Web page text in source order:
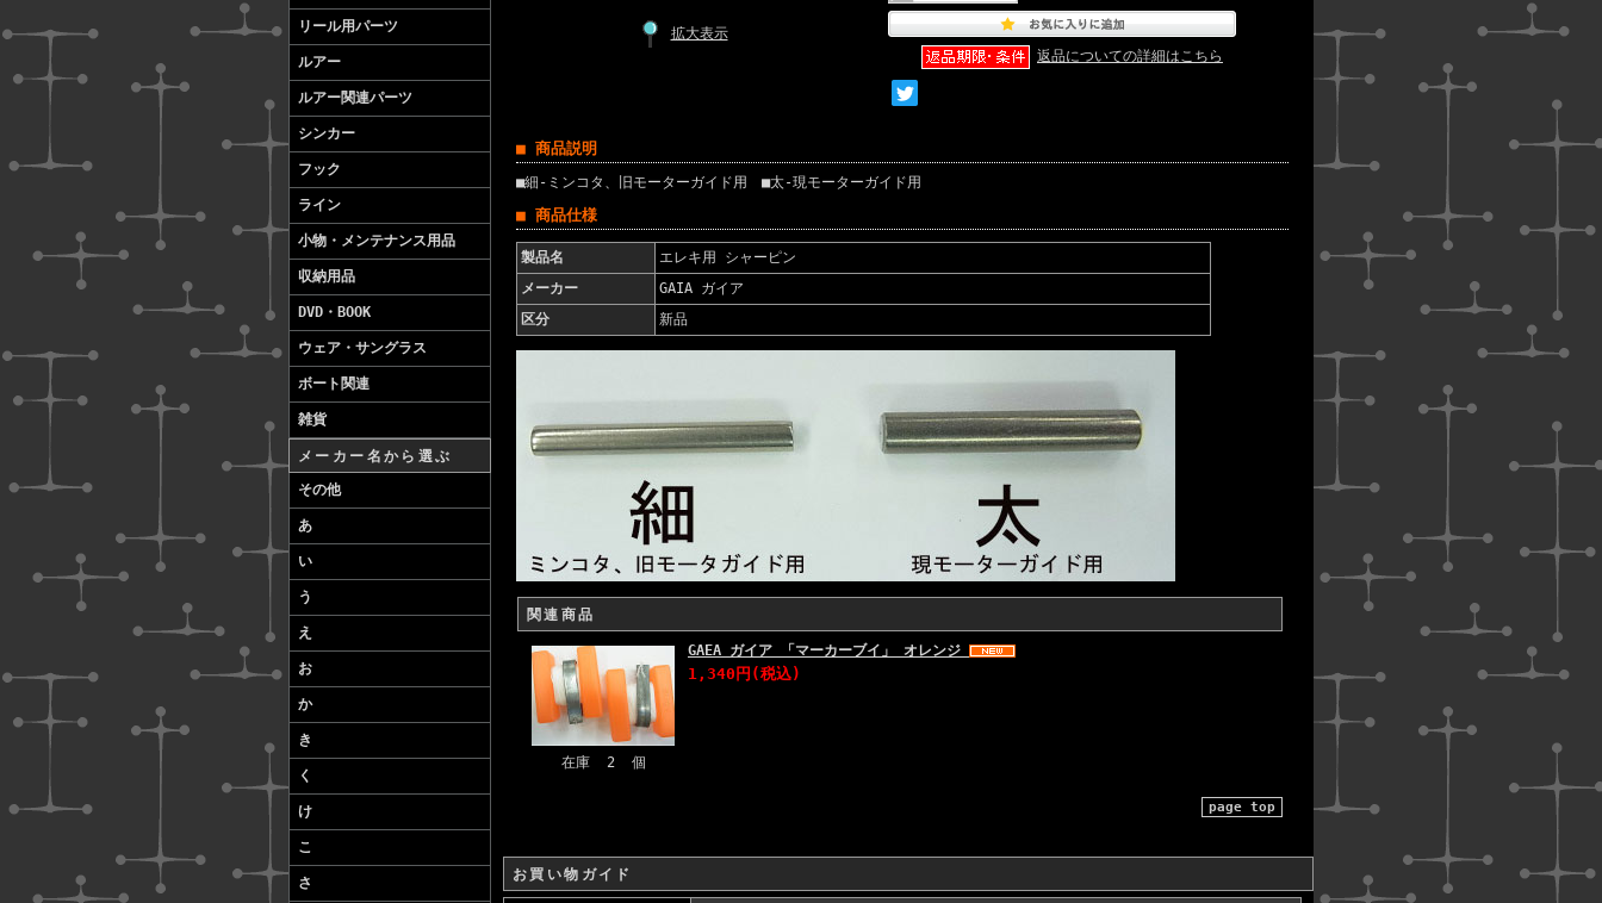
リール用パーツ
ルアー
ルアー関連パーツ
シンカー
フック
ライン
小物・メンテナンス用品
収納用品
DVD・BOOK
ウェア・サングラス
ボート関連
雑貨
メーカー名から選ぶ
その他
あ
い
う
え
お
か
き
く
け
こ
さ
拡大表示
返品についての詳細はこちら
■ 商品説明
■細-ミンコタ、旧モーターガイド用 ■太-現モーターガイド用
■ 商品仕様
製品名
エレキ用 シャーピン
メーカー
GAIA ガイア
区分
新品
関連商品
在庫 2 個
GAEA ガイア 「マーカーブイ」 オレンジ
1,340円(税込)
page top
お買い物ガイド